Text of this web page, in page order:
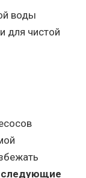
воды
для чистой
следующие